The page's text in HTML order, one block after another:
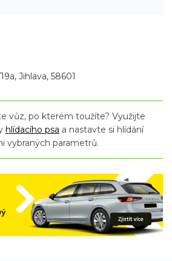
Jihlava, 58601
vůz, po kterém toužíte? Využijte
hlídacího psa a nastavte si hlídání
vybraných parametrů.